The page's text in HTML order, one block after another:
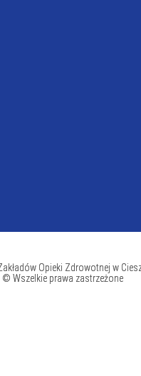
Opieki Zdrowotnej w
© Wszelkie prawa zastrzeżone